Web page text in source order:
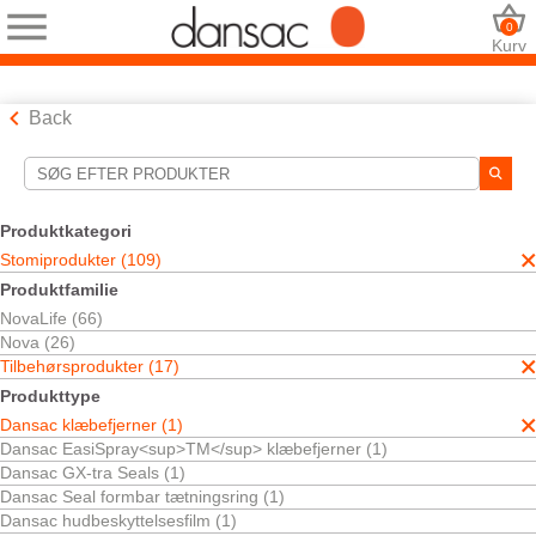
Kurv
0
Back
Produktkategori
Stomiprodukter (109)
Produktfamilie
NovaLife (66)
Nova (26)
Tilbehørsprodukter (17)
Produkttype
Dansac klæbefjerner (1)
Dansac EasiSpray<sup>TM</sup> klæbefjerner (1)
Dansac GX-tra Seals (1)
Dansac Seal formbar tætningsring (1)
Dansac hudbeskyttelsesfilm (1)
Søgeværktøjer
Dine valg:
Stomiprodukter
Tilbehørsprodukter
Dansac klæbefjerner
Hudpleje og klæbefjerner
Dit valg matchede1resultater
Sortér efter: